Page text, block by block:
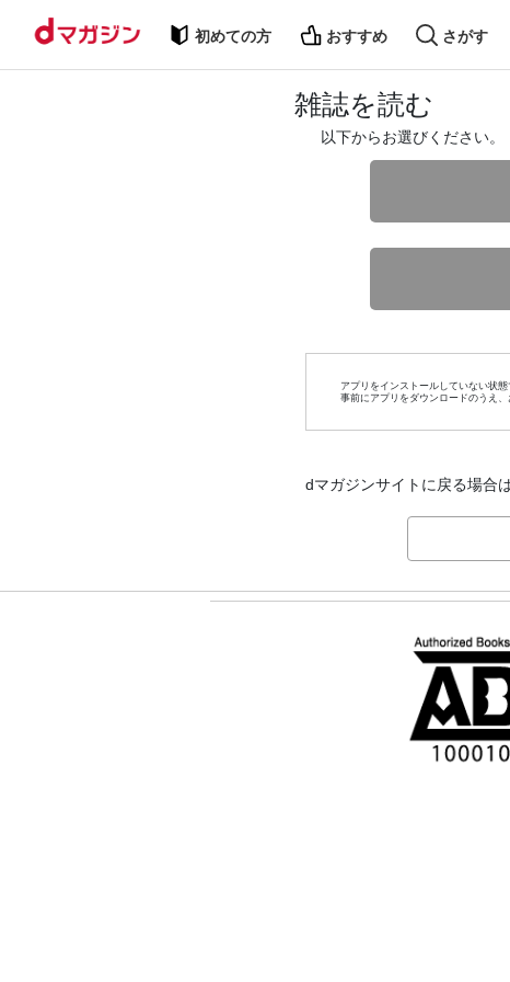
初めての方 おすすめ さがす
雑誌を読む
以下からお選びください。
アプリをインストールしていない状
事前にアプリをダウンロードのうえ、
dマガジンサイトに戻る場合